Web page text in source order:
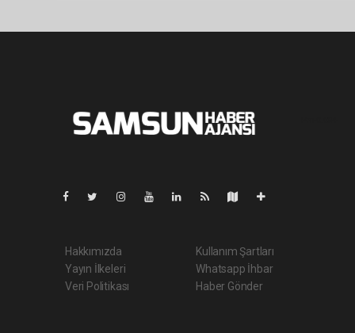
Hakkımızda
Yayın İlkeleri
Veri Politikası
Kullanım Şartları
Whatsapp İhbar
Haber Gönder